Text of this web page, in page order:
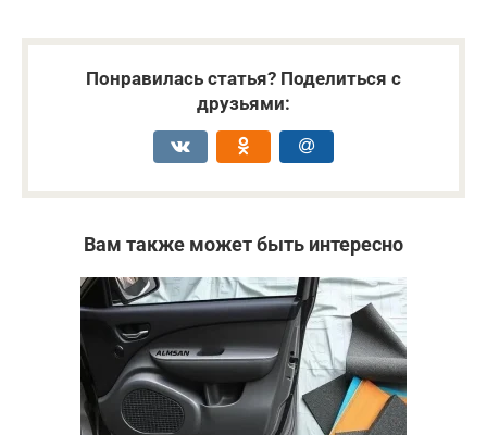
Понравилась статья? Поделиться с
друзьями:
Вам также может быть интересно